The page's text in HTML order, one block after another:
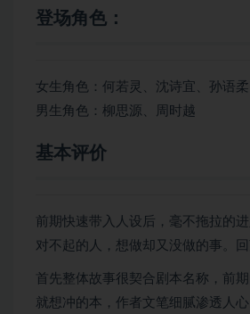
登场角色：
女生角色：何若灵、沈诗宜、孙语
男生角色：柳思源、周时越
基本评价
前期快速带入人设后，毫不拖拉的
对不起的人，想做却又没做的事。
首先整体故事很契合剧本名称，前
就想冲的本，作者文笔细腻渗透人